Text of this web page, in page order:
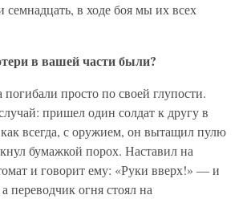
семнадцать, в ходе боя мы их всех
в вашей части были?
просто по своей глупости.
пришел один солдат к другу в
всегда, с оружием, он вытащил пулю
бумажкой порох. Наставил на
и говорит ему: «Руки вверх!» — и
переводчик огня стоял на